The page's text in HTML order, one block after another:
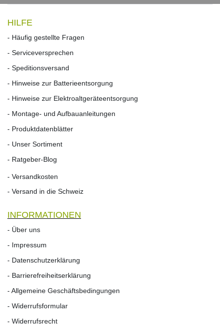
HILFE
- Häufig gestellte Fragen
- Serviceversprechen
- Speditionsversand
- Hinweise zur Batterieentsorgung
- Hinweise zur Elektroaltgeräteentsorgung
- Montage- und Aufbauanleitungen
- Produktdatenblätter
- Unser Sortiment
- Ratgeber-Blog
- Versandkosten
- Versand in die Schweiz
INFORMATIONEN
- Über uns
- Impressum
- Datenschutzerklärung
- Barrierefreiheitserklärung
- Allgemeine Geschäftsbedingungen
- Widerrufsformular
- Widerrufs­recht